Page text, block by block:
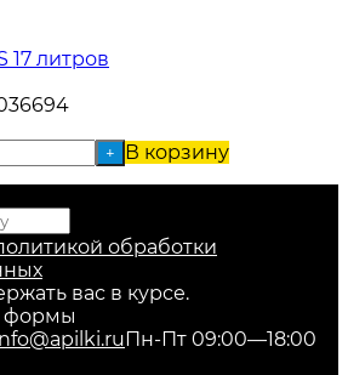
17 литров
+
В корзину
обработки
вас в курсе.
формы
Пн-Пт 09:00—18:00